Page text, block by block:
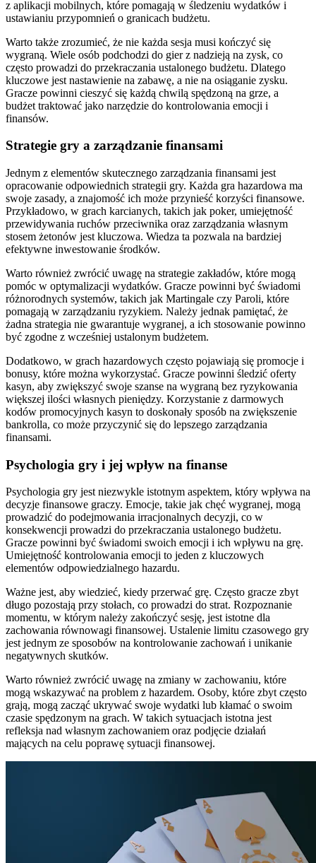
z aplikacji mobilnych, które pomagają w śledzeniu wydatków i
ustawianiu przypomnień o granicach budżetu.
Warto także zrozumieć, że nie każda sesja musi kończyć się
wygraną. Wiele osób podchodzi do gier z nadzieją na zysk, co
często prowadzi do przekraczania ustalonego budżetu. Dlatego
kluczowe jest nastawienie na zabawę, a nie na osiąganie zysku.
Gracze powinni cieszyć się każdą chwilą spędzoną na grze, a
budżet traktować jako narzędzie do kontrolowania emocji i
finansów.
Strategie gry a zarządzanie finansami
Jednym z elementów skutecznego zarządzania finansami jest
opracowanie odpowiednich strategii gry. Każda gra hazardowa ma
swoje zasady, a znajomość ich może przynieść korzyści finansowe.
Przykładowo, w grach karcianych, takich jak poker, umiejętność
przewidywania ruchów przeciwnika oraz zarządzania własnym
stosem żetonów jest kluczowa. Wiedza ta pozwala na bardziej
efektywne inwestowanie środków.
Warto również zwrócić uwagę na strategie zakładów, które mogą
pomóc w optymalizacji wydatków. Gracze powinni być świadomi
różnorodnych systemów, takich jak Martingale czy Paroli, które
pomagają w zarządzaniu ryzykiem. Należy jednak pamiętać, że
żadna strategia nie gwarantuje wygranej, a ich stosowanie powinno
być zgodne z wcześniej ustalonym budżetem.
Dodatkowo, w grach hazardowych często pojawiają się promocje i
bonusy, które można wykorzystać. Gracze powinni śledzić oferty
kasyn, aby zwiększyć swoje szanse na wygraną bez ryzykowania
większej ilości własnych pieniędzy. Korzystanie z darmowych
kodów promocyjnych kasyn to doskonały sposób na zwiększenie
bankrolla, co może przyczynić się do lepszego zarządzania
finansami.
Psychologia gry i jej wpływ na finanse
Psychologia gry jest niezwykle istotnym aspektem, który wpływa na
decyzje finansowe graczy. Emocje, takie jak chęć wygranej, mogą
prowadzić do podejmowania irracjonalnych decyzji, co w
konsekwencji prowadzi do przekraczania ustalonego budżetu.
Gracze powinni być świadomi swoich emocji i ich wpływu na grę.
Umiejętność kontrolowania emocji to jeden z kluczowych
elementów odpowiedzialnego hazardu.
Ważne jest, aby wiedzieć, kiedy przerwać grę. Często gracze zbyt
długo pozostają przy stołach, co prowadzi do strat. Rozpoznanie
momentu, w którym należy zakończyć sesję, jest istotne dla
zachowania równowagi finansowej. Ustalenie limitu czasowego gry
jest jednym ze sposobów na kontrolowanie zachowań i unikanie
negatywnych skutków.
Warto również zwrócić uwagę na zmiany w zachowaniu, które
mogą wskazywać na problem z hazardem. Osoby, które zbyt często
grają, mogą zacząć ukrywać swoje wydatki lub kłamać o swoim
czasie spędzonym na grach. W takich sytuacjach istotna jest
refleksja nad własnym zachowaniem oraz podjęcie działań
mających na celu poprawę sytuacji finansowej.